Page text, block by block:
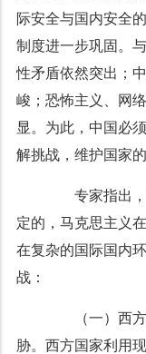
际安全与国内安全
制度进一步巩固。
性矛盾依然突出；
峻；恐怖主义、网
显。为此，中国必
解挑战，维护国家的
专家指出，
定的，马克思主义
在复杂的国际国内
战：
（一）西方
胁。西方国家利用